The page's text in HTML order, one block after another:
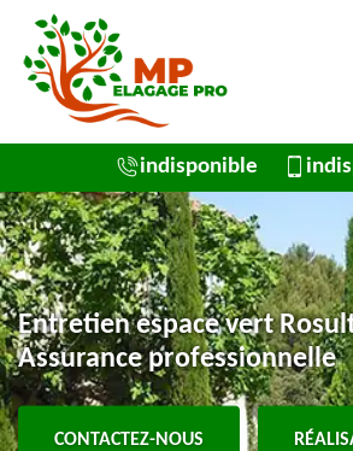
indisponible
Entretien espace vert
Assurance professionnelle
CONTACTEZ-NOUS